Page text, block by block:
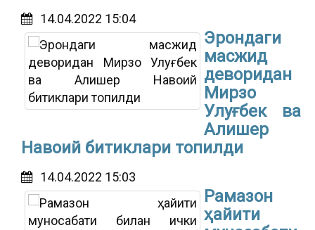
14.04.2022 15:04
Эрондаги
масжид
деворидан
Мирзо
Улуғбек ва
Алишер
Навоий битиклари топилди
14.04.2022 15:03
Рамазон
ҳайити